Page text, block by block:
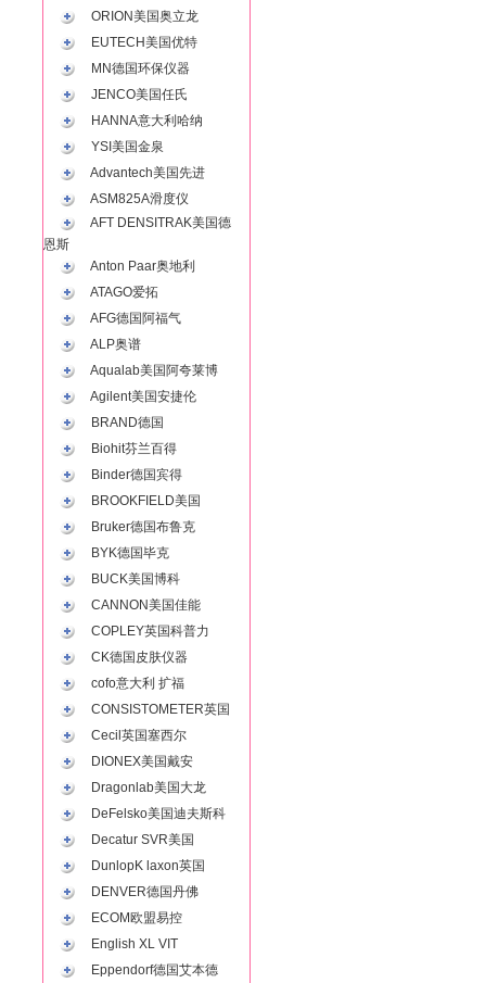
ORION美国奥立龙
EUTECH美国优特
MN德国环保仪器
JENCO美国任氏
HANNA意大利哈纳
YSI美国金泉
Advantech美国先进
ASM825A滑度仪
AFT DENSITRAK美国德
恩斯
Anton Paar奥地利
ATAGO爱拓
AFG德国阿福气
ALP奥谱
Aqualab美国阿夸莱博
Agilent美国安捷伦
BRAND德国
Biohit芬兰百得
Binder德国宾得
BROOKFIELD美国
Bruker德国布鲁克
BYK德国毕克
BUCK美国博科
CANNON美国佳能
COPLEY英国科普力
CK德国皮肤仪器
cofo意大利 扩福
CONSISTOMETER英国
Cecil英国塞西尔
DIONEX美国戴安
Dragonlab美国大龙
DeFelsko美国迪夫斯科
Decatur SVR美国
DunlopK laxon英国
DENVER德国丹佛
ECOM欧盟易控
English XL VIT
Eppendorf德国艾本德